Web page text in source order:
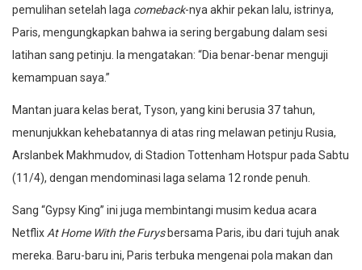
pemulihan setelah laga comeback-nya akhir pekan lalu, istrinya,
Paris, mengungkapkan bahwa ia sering bergabung dalam sesi
latihan sang petinju. Ia mengatakan: “Dia benar-benar menguji
kemampuan saya.”
Mantan juara kelas berat, Tyson, yang kini berusia 37 tahun,
menunjukkan kehebatannya di atas ring melawan petinju Rusia,
Arslanbek Makhmudov, di Stadion Tottenham Hotspur pada Sabtu
(11/4), dengan mendominasi laga selama 12 ronde penuh.
Sang “Gypsy King” ini juga membintangi musim kedua acara
NetflixAt Home With the Furysbersama Paris, ibu dari tujuh anak
mereka. Baru-baru ini, Paris terbuka mengenai pola makan dan